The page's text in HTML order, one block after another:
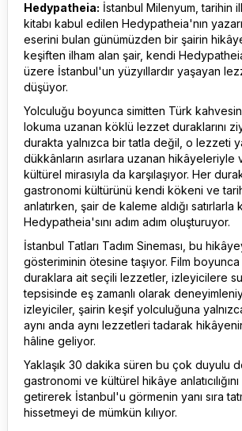
Hedypatheia: İstanbul Milenyum, tarihin
kitabı kabul edilen Hedypatheia'nın
eserini bulan günümüzden bir şairin
keşiften ilham alan şair, kendi
üzere İstanbul'un yüzyıllardır yaşayan
düşüyor.
Yolculuğu boyunca simitten Türk
lokuma uzanan köklü lezzet duraklarını
durakta yalnızca bir tatla değil, o lezzeti
dükkânların asırlara uzanan hikâyeleriyle
kültürel mirasıyla da karşılaşıyor. Her
gastronomi kültürünü kendi kökeni ve
anlatırken, şair de kaleme aldığı satırlarla
Hedypatheia'sını adım adım oluşturuyor.
İstanbul Tatları Tadım Sineması, bu
gösteriminin ötesine taşıyor. Film
duraklara ait seçili lezzetler, izleyicilere
tepsisinde eş zamanlı olarak
izleyiciler, şairin keşif yolculuğuna
aynı anda aynı lezzetleri tadarak
hâline geliyor.
Yaklaşık 30 dakika süren bu çok duyulu
gastronomi ve kültürel hikâye
getirerek İstanbul'u görmenin yanı sıra
hissetmeyi de mümkün kılıyor.